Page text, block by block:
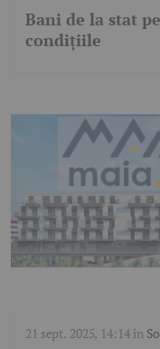
Bani de la stat
condițiile
21 sept. 2025, 14:14în